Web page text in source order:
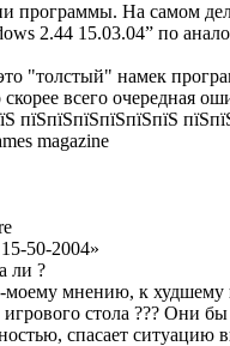
программы. На самом
2.44 15.03.04” по
"толстый" намек
всего очередная
пїЅпїЅпїЅпїЅпїЅпїЅ
magazine
50-2004»
ли ?
мнению, к худшему
стола ??? Они
спасает ситуацию